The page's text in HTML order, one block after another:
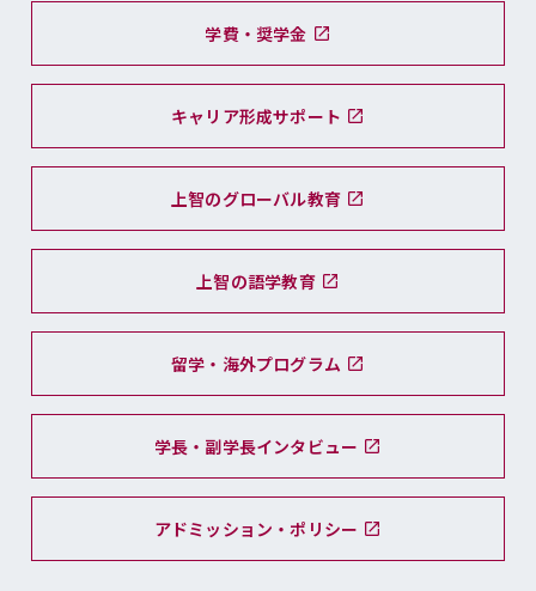
学費・奨学金
キャリア形成サポート
上智のグローバル教育
上智の語学教育
留学・海外プログラム
学長・副学長インタビュー
アドミッション・ポリシー